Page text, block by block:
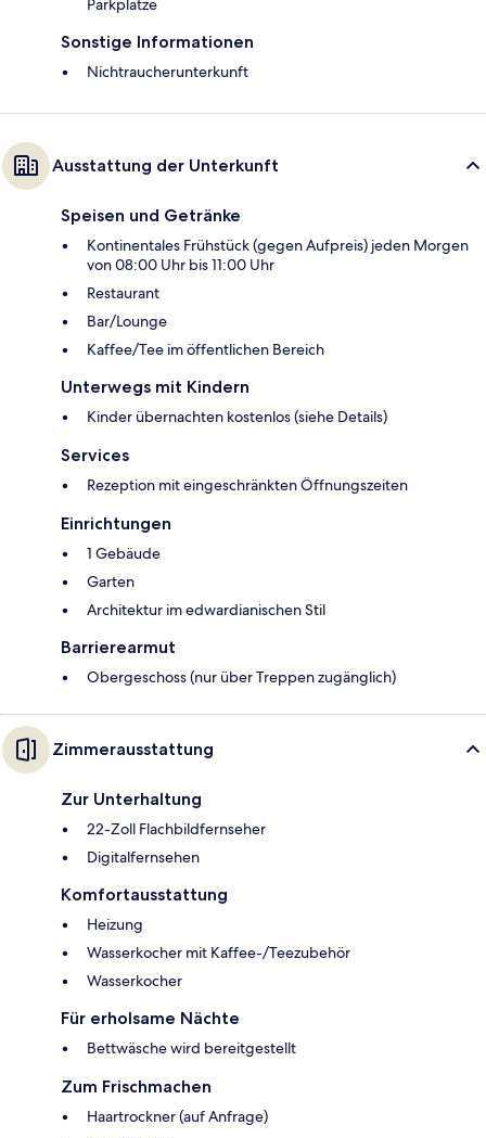
Parkplätze
Sonstige Informationen
Nichtraucherunterkunft
Ausstattung der Unterkunft
Speisen und Getränke
Kontinentales Frühstück (gegen Aufpreis) jeden Morgen
von 08:00 Uhr bis 11:00 Uhr
Restaurant
Bar/Lounge
Kaffee/Tee im öffentlichen Bereich
Unterwegs mit Kindern
Kinder übernachten kostenlos (siehe Details)
Services
Rezeption mit eingeschränkten Öffnungszeiten
Einrichtungen
1 Gebäude
Garten
Architektur im edwardianischen Stil
Barrierearmut
Obergeschoss (nur über Treppen zugänglich)
Zimmerausstattung
Zur Unterhaltung
22-Zoll Flachbildfernseher
Digitalfernsehen
Komfortausstattung
Heizung
Wasserkocher mit Kaffee-/Teezubehör
Wasserkocher
Für erholsame Nächte
Bettwäsche wird bereitgestellt
Zum Frischmachen
Haartrockner (auf Anfrage)